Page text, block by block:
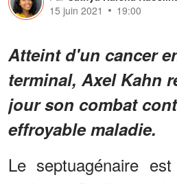
15 juin 2021
19:00
Atteint d'un cancer
terminal, Axel Kahn
jour son combat
effroyable maladie.
Le septuagénaire